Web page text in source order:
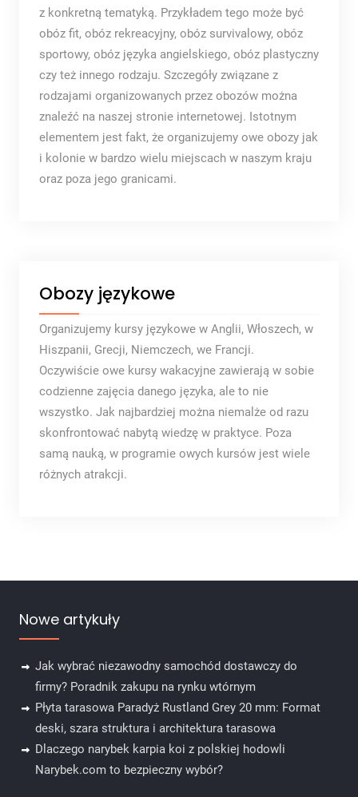
z konkretną tematyką. Przykładem tego może być
obóz fit, obóz rekreacyjny, obóz survivalowy, obóz
sportowy, obóz języka angielskiego, obóz plastyczny
czy też innego rodzaju. Szczegóły związane z
rodzajami organizowanych przez obozów można
znaleźć na naszej stronie internetowej. Istotnym
elementem jest fakt, że organizujemy owe obozy jak
i kolonie w bardzo wielu miejscach w naszym kraju
oraz poza jego granicami.
Obozy językowe
Organizujemy kursy językowe w Anglii, Włoszech, w
Hiszpanii, Grecji, Niemczech, we Francji.
Oczywiście owe kursy wakacyjne zawierają w sobie
codzienne zajęcia danego języka, ale to nie
wszystko. Jak najbardziej można niemalże od razu
skonfrontować nabytą wiedzę w praktyce. Poza
samą nauką, w programie owych kursów jest wiele
różnych atrakcji.
Nowe artykuły
Jak wybrać niezawodny samochód dostawczy do
firmy? Poradnik zakupu na rynku wtórnym
Płyta tarasowa Paradyż Rustland Grey 20 mm: Format
deski, szara struktura i architektura tarasowa
Dlaczego narybek karpia koi z polskiej hodowli
Narybek.com to bezpieczny wybór?